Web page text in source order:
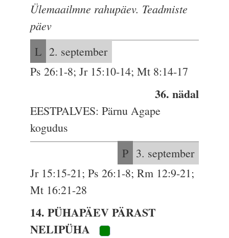
Ülemaailmne rahupäev. Teadmiste
päev
L 2. september
Ps 26:1-8; Jr 15:10-14; Mt 8:14-17
36. nädal
EESTPALVES: Pärnu Agape
kogudus
P 3. september
Jr 15:15-21; Ps 26:1-8; Rm 12:9-21;
Mt 16:21-28
14. PÜHAPÄEV PÄRAST
NELIPÜHA